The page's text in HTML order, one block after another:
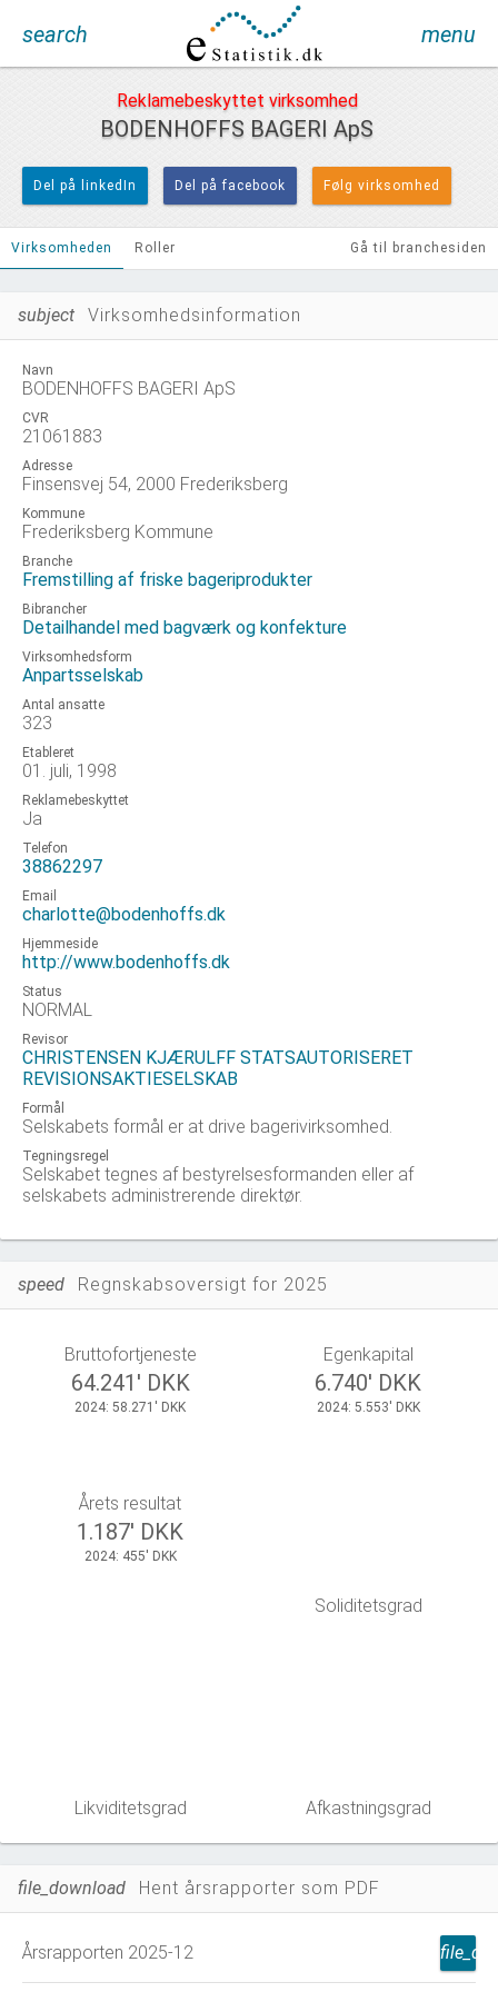
search menu
Reklamebeskyttet virksomhed
BODENHOFFS BAGERI ApS
Del på linkedIn Del på facebook Følg virksomhed
Virksomheden Roller Gå til branchesiden
subject Virksomhedsinformation
Navn
BODENHOFFS BAGERI ApS
CVR
21061883
Adresse
Finsensvej 54, 2000 Frederiksberg
Kommune
Frederiksberg Kommune
Branche
Fremstilling af friske bageriprodukter
Bibrancher
Detailhandel med bagværk og konfekture
Virksomhedsform
Anpartsselskab
Antal ansatte
323
Etableret
01. juli, 1998
Reklamebeskyttet
Ja
Telefon
38862297
Email
charlotte@bodenhoffs.dk
Hjemmeside
http://www.bodenhoffs.dk
Status
NORMAL
Revisor
CHRISTENSEN KJÆRULFF STATSAUTORISERET
REVISIONSAKTIESELSKAB
Formål
Selskabets formål er at drive bagerivirksomhed.
Tegningsregel
Selskabet tegnes af bestyrelsesformanden eller af
selskabets administrerende direktør.
speed Regnskabsoversigt for 2025
Bruttofortjeneste
64.241' DKK
2024: 58.271' DKK
Egenkapital
6.740' DKK
2024: 5.553' DKK
Årets resultat
1.187' DKK
2024: 455' DKK
Soliditetsgrad
Likviditetsgrad Afkastningsgrad
file_download Hent årsrapporter som PDF
Årsrapporten 2025-12